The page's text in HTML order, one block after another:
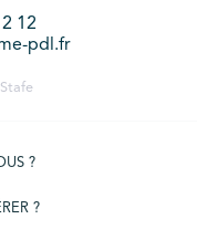
12
pdl.fr
Stafe
?
?